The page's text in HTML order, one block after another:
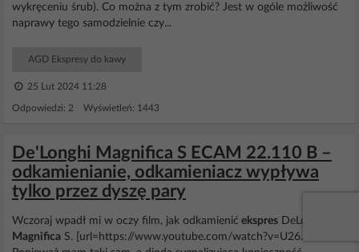
wykręceniu śrub). Co można z tym zrobić? Jest w ogóle możliwość
naprawy tego samodzielnie czy...
AGD Ekspresy do kawy
25 Lut 2024 11:28
Odpowiedzi: 2 Wyświetleń: 1443
De'Longhi Magnifica S ECAM 22.110 B –
odkamienianie, odkamieniacz wypływa
tylko przez dyszę pary
Wczoraj wpadł mi w oczy film, jak odkamienić ekspres DeLonghi
Magnifica S. [url=https://www.youtube.com/watch?v=U26...